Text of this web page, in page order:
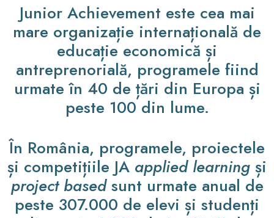
Junior Achievement este cea mai
mare organizație internațională de
educație economică și
antreprenorială, programele fiind
urmate în 40 de țări din Europa și
peste 100 din lume.
În România, programele, proiectele
și competițiile JA applied learning și
project basedsunt urmate anual de
peste 307.000 de elevi și studenți